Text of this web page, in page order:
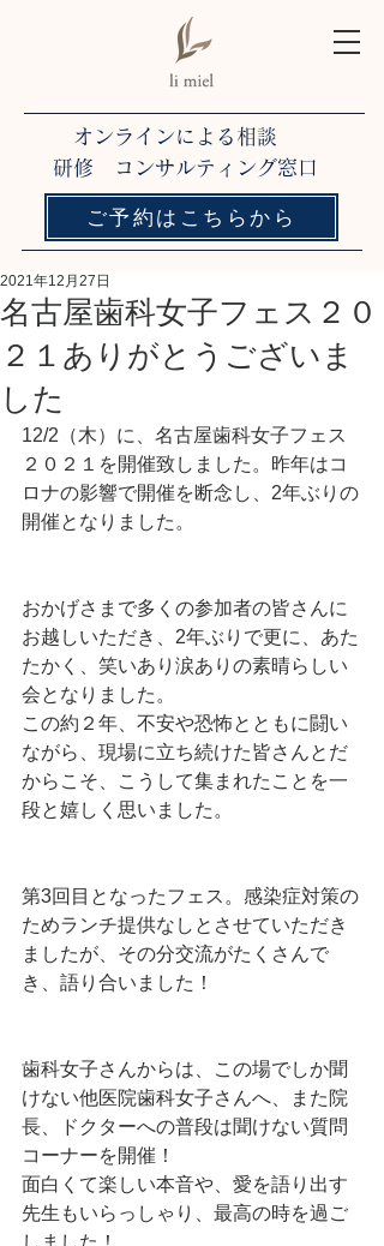
オンラインによる相談
研修 コンサルティング窓口
ご予約はこちらから
名古屋歯科女子フェス２０
２１ありがとうございま
した
2021年12月27日
12/2（木）に、名古屋歯科女子フェス
２０２１を開催致しました。昨年はコ
ロナの影響で開催を断念し、2年ぶりの
開催となりました。
おかげさまで多くの参加者の皆さんに
お越しいただき、2年ぶりで更に、あた
たかく、笑いあり涙ありの素晴らしい
会となりました。
この約２年、不安や恐怖とともに闘い
ながら、現場に立ち続けた皆さんとだ
からこそ、こうして集まれたことを一
段と嬉しく思いました。
第3回目となったフェス。感染症対策の
ためランチ提供なしとさせていただき
ましたが、その分交流がたくさんで
き、語り合いました！
歯科女子さんからは、この場でしか聞
けない他医院歯科女子さんへ、また院
長、ドクターへの普段は聞けない質問
コーナーを開催！
面白くて楽しい本音や、愛を語り出す
先生もいらっしゃり、最高の時を過ご
しました！